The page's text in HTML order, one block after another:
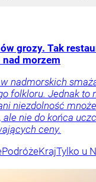
grozy. Tak
morzem
nadmorskich
folkloru. Jednak to
niezdolność
ale nie do końca
ceny.
PodróżeKrajTylko u